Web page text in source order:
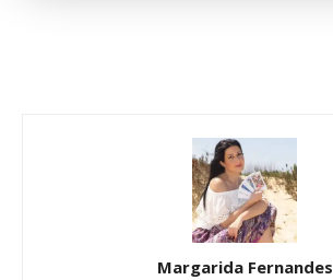
Margarida Fernandes